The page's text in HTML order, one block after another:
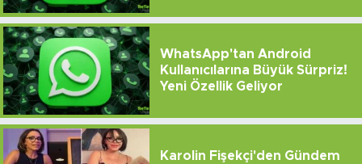
WhatsApp'tan Android
Kullanıcılarına Büyük Sürpriz!
Yeni Özellik Geliyor
Karolin Fişekçi'den Gündem